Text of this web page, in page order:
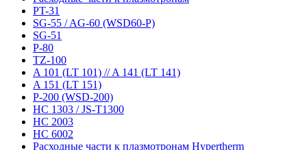
PT-31
SG-55 / AG-60 (WSD60-P)
SG-51
P-80
TZ-100
A 101 (LT 101) // A 141 (LT 141)
A 151 (LT 151)
P-200 (WSD-200)
HC 1303 / JS-T1300
HC 2003
HC 6002
Расходные части к плазмотронам Hypertherm